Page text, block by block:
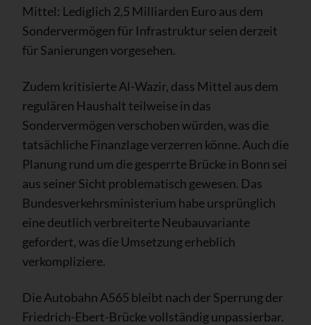
Mittel: Lediglich 2,5 Milliarden Euro aus dem
Sondervermögen für Infrastruktur seien derzeit
für Sanierungen vorgesehen.
Zudem kritisierte Al-Wazir, dass Mittel aus dem
regulären Haushalt teilweise in das
Sondervermögen verschoben würden, was die
tatsächliche Finanzlage verzerren könne. Auch die
Planung rund um die gesperrte Brücke in Bonn sei
aus seiner Sicht problematisch gewesen. Das
Bundesverkehrsministerium habe ursprünglich
eine deutlich verbreiterte Neubauvariante
gefordert, was die Umsetzung erheblich
verkompliziere.
Die Autobahn A565 bleibt nach der Sperrung der
Friedrich-Ebert-Brücke vollständig unpassierbar.